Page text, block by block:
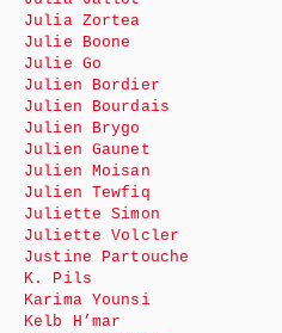
Julia Zortea
Julie Boone
Julie Go
Julien Bordier
Julien Bourdais
Julien Brygo
Julien Gaunet
Julien Moisan
Julien Tewfiq
Juliette Simon
Juliette Volcler
Justine Partouche
K. Pils
Karima Younsi
Kelb H’mar